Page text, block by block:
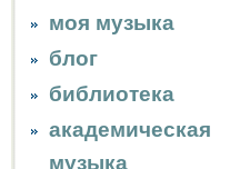
моя музыка
блог
библиотека
академическая
музыка